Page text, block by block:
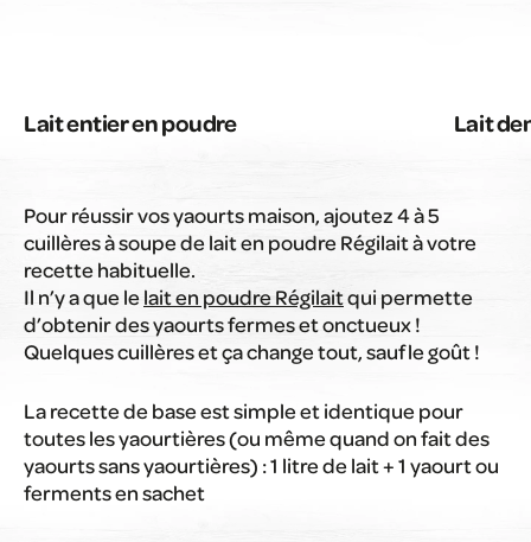
Lait entier en poudre Lait
Pour réussir vos yaourts maison, ajoutez 4 à 5
cuillères à soupe de lait en poudre Régilait à votre
recette habituelle.
Il n’y a que lelait en poudre Régilaitqui permette
d’obtenir des yaourts fermes et onctueux !
Quelques cuillères et ça change tout, sauf le goût !
La recette de base est simple et identique pour
toutes les yaourtières (ou même quand on fait des
yaourts sans yaourtières) : 1 litre de lait + 1 yaourt ou
ferments en sachet